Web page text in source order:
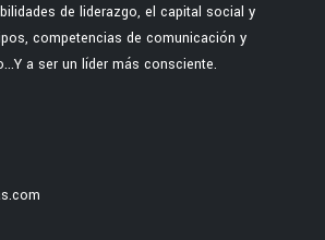
de liderazgo, el capital social y
competencias de comunicación y
a ser un líder más consciente.